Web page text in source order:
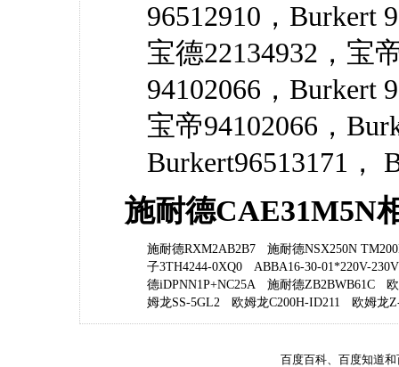
96512910，Burkert
宝德22134932，宝
94102066，Burkert
宝帝94102066，
Burkert96513171，
施耐德CAE31M5N
施耐德RXM2AB2B7
施耐德NSX250N
子3TH4244-0XQ0
ABBA16-30-01*220V-
德iDPNN1P+NC25A
施耐德ZB2BWB61C
姆龙SS-5GL2
欧姆龙C200H-ID211 欧姆龙
百度百科、百度知道